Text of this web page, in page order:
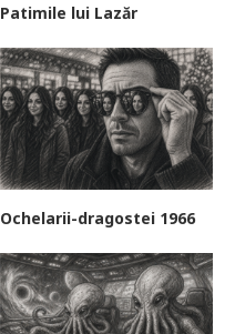
Patimile lui Lazăr
Ochelarii-dragostei 1966